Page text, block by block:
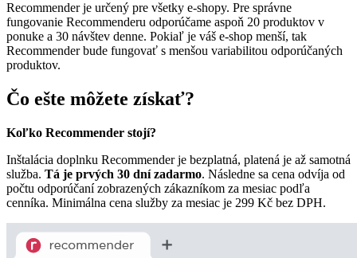
Recommender je určený pre všetky e-shopy. Pre správne
fungovanie Recommenderu odporúčame aspoň 20 produktov v
ponuke a 30 návštev denne. Pokiaľ je váš e-shop menší, tak
Recommender bude fungovať s menšou variabilitou odporúčaných
produktov.
Čo ešte môžete získať?
Koľko Recommender stojí?
Inštalácia doplnku Recommender je bezplatná, platená je až samotná
služba. Tá je prvých 30 dní zadarmo. Následne sa cena odvíja od
počtu odporúčaní zobrazených zákazníkom za mesiac podľa
cenníka. Minimálna cena služby za mesiac je 299 Kč bez DPH.